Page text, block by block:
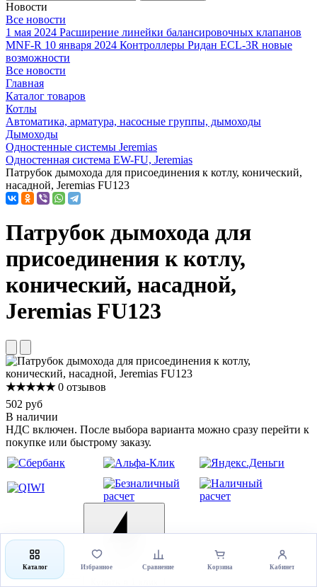
Новости
Все новости
1 мая 2024 Расширение линейки балансировочных клапанов
MNF-R 10 января 2024 Контроллеры Ридан ECL-3R новые
возможности
Все новости
Главная
Каталог товаров
Котлы
Автоматика, арматура, насосные группы, дымоходы
Дымоходы
Одностенные системы Jeremias
Одностенная система EW-FU, Jeremias
Патрубок дымохода для присоединения к котлу, конический,
насадной, Jeremias FU123
Патрубок дымохода для
присоединения к котлу,
конический, насадной,
Jeremias FU123
★★★★★ 0 отзывов
502 руб
В наличии
НДС включен. После выбора варианта можно сразу перейти к
покупке или быстрому заказу.
Выбрать товар
Каталог Избранное Сравнение Корзина Кабинет